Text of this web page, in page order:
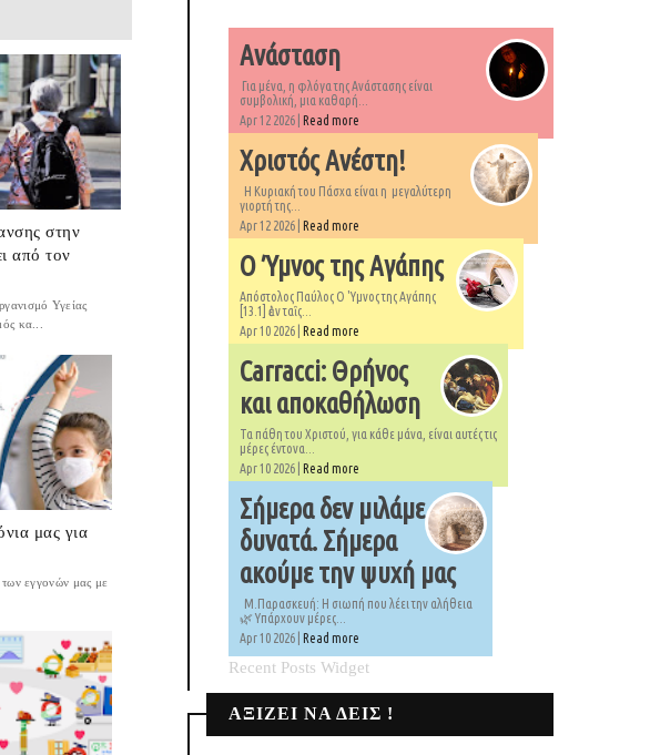
στην
από τον
Υγείας
κα...
μας για
εγγονών μας με
Ανάσταση
Για μένα, η φλόγα της Ανάστασης είναι
συμβολική, μια καθαρή...
Apr 12 2026 | Read more
Χριστός Ανέστη!
Η Κυριακή του Πάσχα είναι η μεγαλύτερη
γιορτή της...
Apr 12 2026 | Read more
Ο Ύμνος της Αγάπης
Απόστολος Παύλος Ο 'Υμνος της Αγάπης
[13.1] ἐὰν ταῖς...
Apr 10 2026 | Read more
Carracci: Θρήνος
και αποκαθήλωση
Τα πάθη του Χριστού, για κάθε μάνα, είναι αυτές τις
μέρες έντονα...
Apr 10 2026 | Read more
Σήμερα δεν μιλάμε
δυνατά. Σήμερα
ακούμε την ψυχή μας
Μ.Παρασκευή: Η σιωπή που λέει την αλήθεια
🌿 Υπάρχουν μέρες...
Apr 10 2026 | Read more
Recent Posts Widget
ΑΞΙΖΕΙ ΝΑ ΔΕΙΣ !